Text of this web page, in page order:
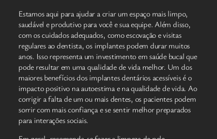
Estamos aqui para ajudar a criar um espaço mais limpo,
saudável e produtivo para você e sua equipe. Além disso,
com os cuidados adequados, como escovação e visitas
regulares ao dentista, os implantes podem durar muitos
anos. Isso representa um investimento em saúde bucal que
pode resultar em uma qualidade de vida melhor. Um dos
maiores benefícios dos implantes dentários acessíveis é o
impacto positivo na autoestima e na qualidade de vida. Ao
corrigir a falta de um ou mais dentes, os pacientes podem
sorrir com mais confiança e se sentir melhor preparados
para interações sociais.